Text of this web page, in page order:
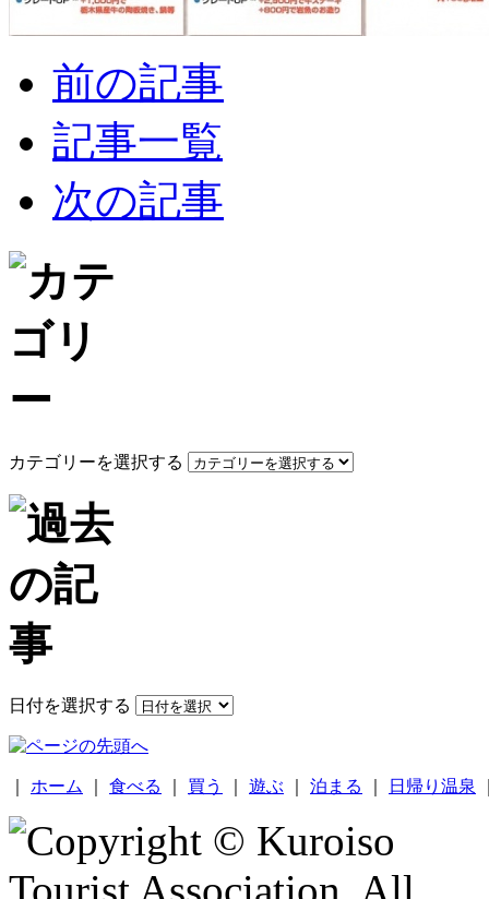
前の記事
記事一覧
次の記事
カテゴリーを選択する
日付を選択する
ホーム 食べる 買う 遊ぶ 泊まる 日帰り温泉